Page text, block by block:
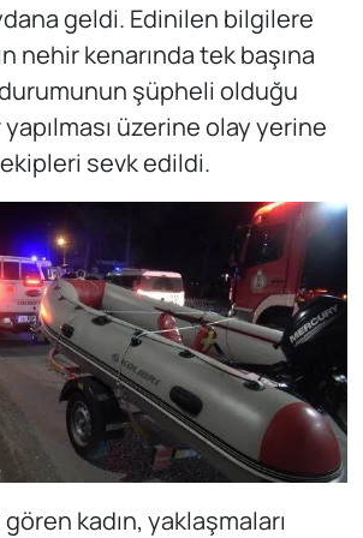
geldi. Edinilen bilgilere
nehir kenarında tek başına
şüpheli olduğu
üzerine olay yerine
sevk edildi.
kadın, yaklaşmaları